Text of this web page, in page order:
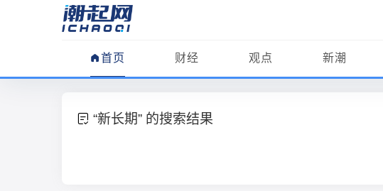
首页 财经 观点 新潮
“新长期” 的搜索结果